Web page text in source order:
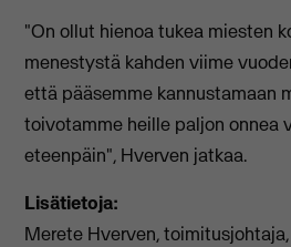
"On ollut hienoa tukea miesten
menestystä kahden viime
että pääsemme kannustamaan
toivotamme heille paljon onnea
eteenpäin", Hverven jatkaa.
Lisätietoja:
Merete Hverven,